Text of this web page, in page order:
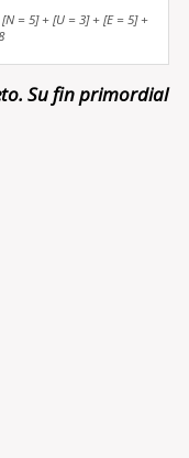
= 5] + [U = 3] + [E = 5] +
Su fin primordial